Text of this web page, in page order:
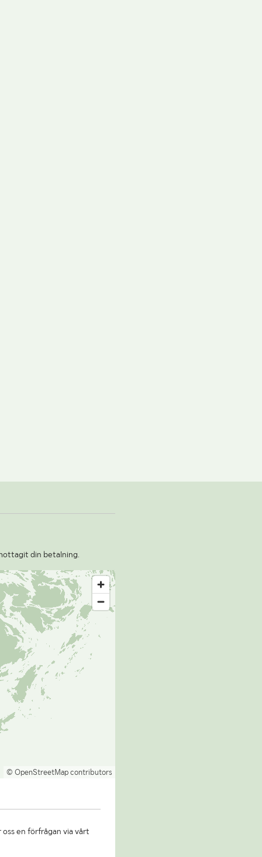
din betalning.
© OpenStreetMap contributors
en förfrågan via vårt